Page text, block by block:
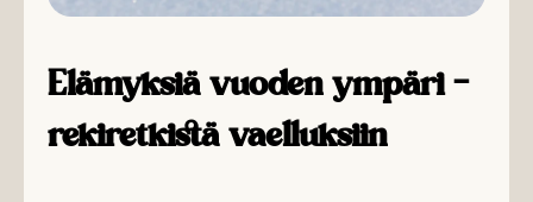
Elämyksiä vuoden ympäri –
rekiretkistä vaelluksiin